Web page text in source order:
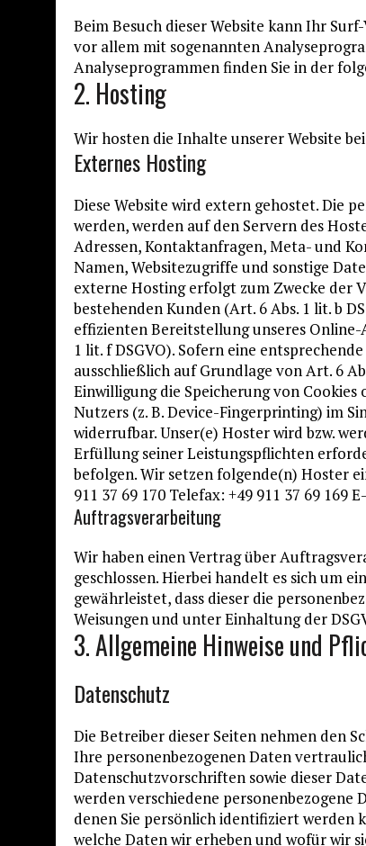
Beim Besuch dieser Website kann Ihr
vor allem mit sogenannten
Analyseprogrammen finden Sie in der
2. Hosting
Wir hosten die Inhalte unserer Website
Externes Hosting
Diese Website wird extern gehostet. Die
werden, werden auf den Servern des
Adressen, Kontaktanfragen, Meta- und
Namen, Websitezugriffe und sonstige
externe Hosting erfolgt zum Zwecke der
bestehenden Kunden (Art. 6 Abs. 1 lit. b
effizienten Bereitstellung unseres
1 lit. f DSGVO). Sofern eine
ausschließlich auf Grundlage von Art. 6
Einwilligung die Speicherung von
Nutzers (z. B. Device-Fingerprinting) im
widerrufbar. Unser(e) Hoster wird bzw.
Erfüllung seiner Leistungspflichten
befolgen. Wir setzen folgende(n) Hoster
911 37 69 170 Telefax: +49 911 37 69
Auftragsverarbeitung
Wir haben einen Vertrag über
geschlossen. Hierbei handelt es sich um
gewährleistet, dass dieser die
Weisungen und unter Einhaltung der
3. Allgemeine Hinweise und
Datenschutz
Die Betreiber dieser Seiten nehmen den
Ihre personenbezogenen Daten
Datenschutzvorschriften sowie dieser
werden verschiedene personenbezogene
denen Sie persönlich identifiziert
welche Daten wir erheben und wofür wir